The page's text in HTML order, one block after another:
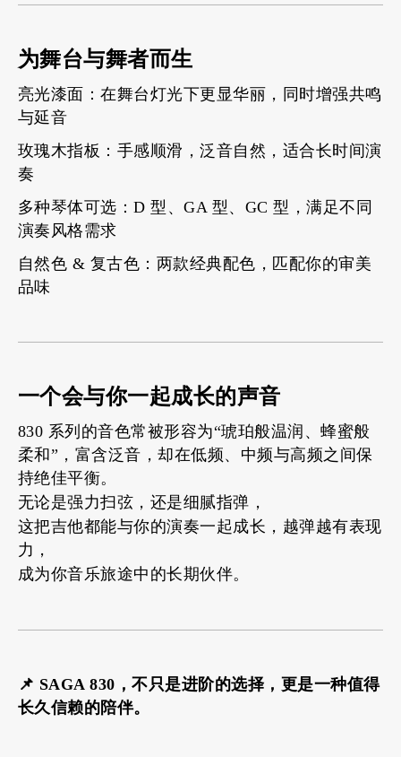
为舞台与舞者而生
亮光漆面：在舞台灯光下更显华丽，同时增强共鸣
与延音
玫瑰木指板：手感顺滑，泛音自然，适合长时间演
奏
多种琴体可选：D 型、GA 型、GC 型，满足不同
演奏风格需求
自然色 & 复古色：两款经典配色，匹配你的审美
品味
一个会与你一起成长的声音
830 系列的音色常被形容为“琥珀般温润、蜂蜜般
柔和”，富含泛音，却在低频、中频与高频之间保
持绝佳平衡。
无论是强力扫弦，还是细腻指弹，
这把吉他都能与你的演奏一起成长，越弹越有表现
力，
成为你音乐旅途中的长期伙伴。
📌 SAGA 830，不只是进阶的选择，更是一种值得
长久信赖的陪伴。